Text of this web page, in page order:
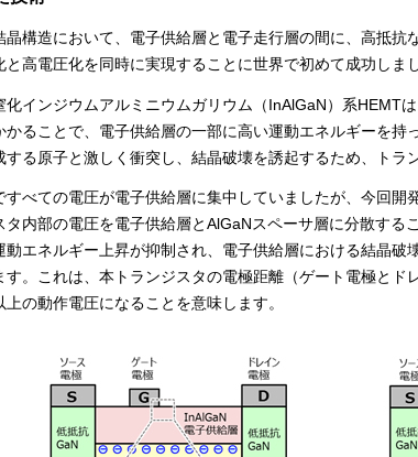
晶構造において、電子供給層と電子走行層の間に、高抵抗
と高電圧化を同時に実現することに世界で初めて成功しまし
化インジウムアルミニウムガリウム（InAlGaN）系HEMT
かることで、電子供給層の一部に高い運動エネルギーを持
する原子と激しく衝突し、結晶破壊を誘起するため、トラ
すべての電圧が電子供給層に集中していましたが、今回開
タ内部の電圧を電子供給層とAlGaNスペーサ層に分散す
動エネルギー上昇が抑制され、電子供給層における結晶
す。これは、本トランジスタの電極距離（ゲート電極と
上の動作電圧になることを意味します。